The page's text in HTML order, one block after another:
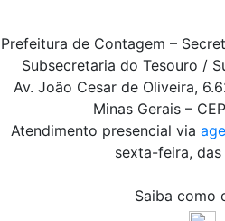
Prefeitura de Contagem –
Subsecretaria do Tesouro /
Av. João Cesar de Oliveira,
Minas Gerais –
Atendimento presencial via
sexta-feira, das
Saiba como